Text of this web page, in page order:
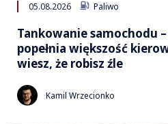
05.08.2026 Paliwo
Tankowanie samochodu
popełnia większość
wiesz, że robisz źle
Kamil Wrzecionko